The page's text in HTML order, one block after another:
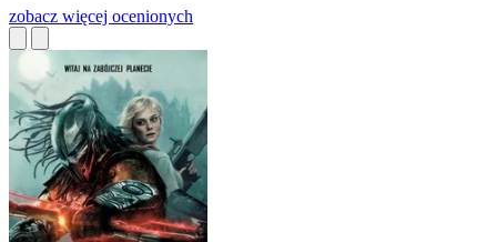
zobacz więcej ocenionych